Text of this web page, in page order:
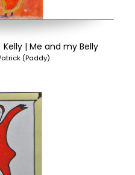
| Me and my Belly
(Paddy)